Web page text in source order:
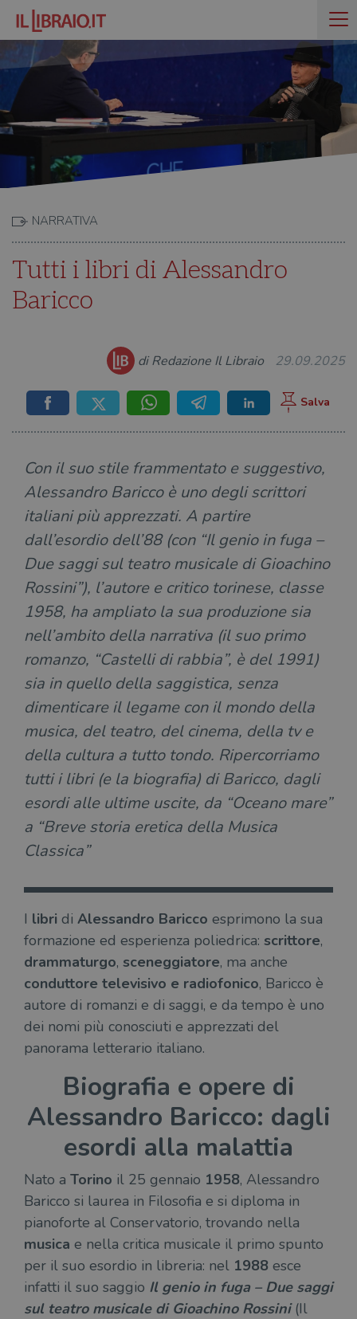
NARRATIVA
Tutti i libri di Alessandro
Baricco
di Redazione Il Libraio 29.09.2025
Con il suo stile frammentato e suggestivo,
Alessandro Baricco è uno degli scrittori
italiani più apprezzati. A partire
dall’esordio dell’88 (con “Il genio in fuga –
Due saggi sul teatro musicale di Gioachino
Rossini”), l’autore e critico torinese, classe
1958, ha ampliato la sua produzione sia
nell’ambito della narrativa (il suo primo
romanzo, “Castelli di rabbia”, è del 1991)
sia in quello della saggistica, senza
dimenticare il legame con il mondo della
musica, del teatro, del cinema, della tv e
della cultura a tutto tondo. Ripercorriamo
tutti i libri (e la biografia) di Baricco, dagli
esordi alle ultime uscite, da “Oceano mare”
a “Breve storia eretica della Musica
Classica”
I libri di Alessandro Baricco esprimono la sua
formazione ed esperienza poliedrica: scrittore,
drammaturgo, sceneggiatore, ma anche
conduttore televisivo e radiofonico, Baricco è
autore di romanzi e di saggi, e da tempo è uno
dei nomi più conosciuti e apprezzati del
panorama letterario italiano.
Biografia e opere di
Alessandro Baricco: dagli
esordi alla malattia
Nato a Torino il 25 gennaio 1958, Alessandro
Baricco si laurea in Filosofia e si diploma in
pianoforte al Conservatorio, trovando nella
musica e nella critica musicale il primo spunto
per il suo esordio in libreria: nel 1988 esce
infatti il suo saggio Il genio in fuga – Due saggi
sul teatro musicale di Gioachino Rossini(Il